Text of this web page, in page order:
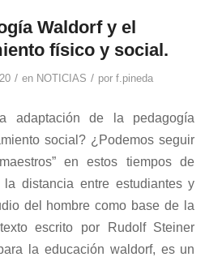
Waldorf y el
físico y social.
/ en NOTICIAS / por f.pineda
adaptación de la pedagogía
social? ¿Podemos seguir
en estos tiempos de
la distancia entre estudiantes y
del hombre como base de la
escrito por Rudolf Steiner
la educación waldorf, es un